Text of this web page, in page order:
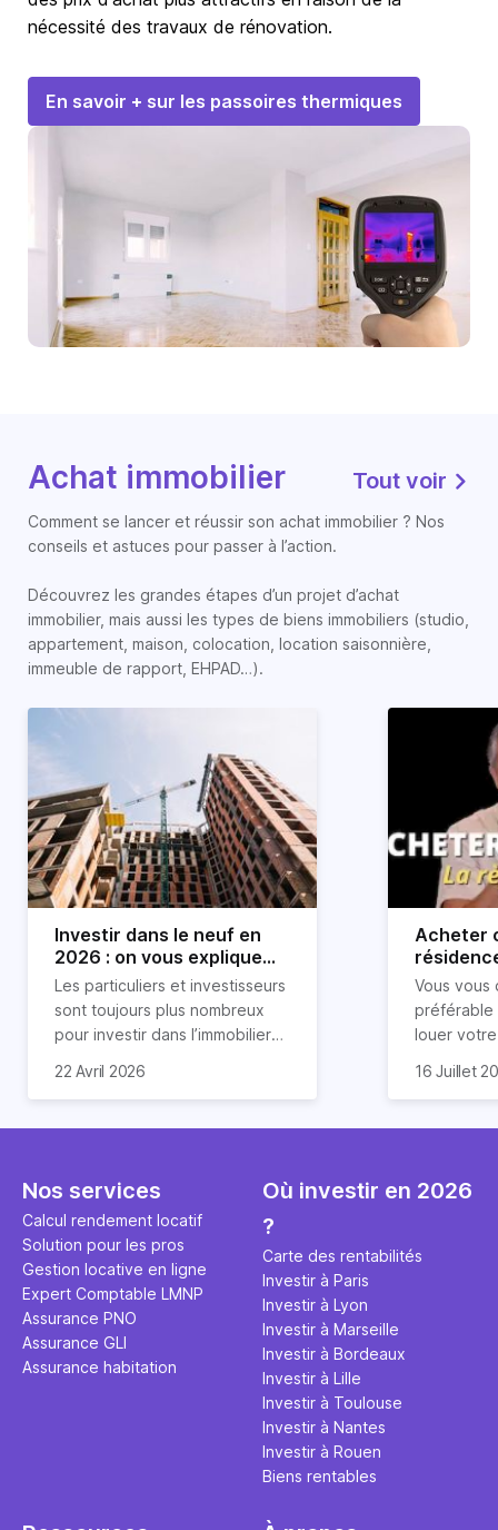
nécessité des travaux de rénovation.
En savoir + sur les passoires thermiques
Achat immobilier Tout voir
Comment se lancer et réussir son achat immobilier ? Nos
conseils et astuces pour passer à l’action.
Découvrez les grandes étapes d’un projet d’achat
immobilier, mais aussi les types de biens immobiliers (studio,
appartement, maison, colocation, location saisonnière,
immeuble de rapport, EHPAD…).
Investir dans le neuf en
2026 : on vous explique
tout !
Les particuliers et investisseurs
sont toujours plus nombreux
pour investir dans l’immobilier
nombreux avantages à choisir
expliquons tout dans cet
22 Avril 2026
Acheter
règle
révélée
Vous vous
préférable
louer
expert en
règle
ce secret
l'argent
principale
études et
16 Juillet
Nos services
Calcul rendement locatif
Solution pour les pros
Gestion locative en ligne
Expert Comptable LMNP
Assurance PNO
Assurance GLI
Assurance habitation
Où investir en 2026
?
Carte des rentabilités
Investir à Paris
Investir à Lyon
Investir à Marseille
Investir à Bordeaux
Investir à Lille
Investir à Toulouse
Investir à Nantes
Investir à Rouen
Biens rentables